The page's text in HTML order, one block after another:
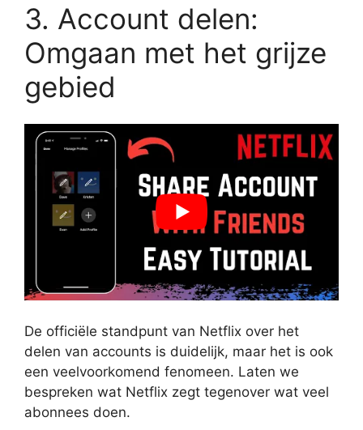
3. Account delen:
Omgaan met het grijze
gebied
De officiële standpunt van Netflix over het
delen van accounts is duidelijk, maar het is ook
een veelvoorkomend fenomeen. Laten we
bespreken wat Netflix zegt tegenover wat veel
abonnees doen.